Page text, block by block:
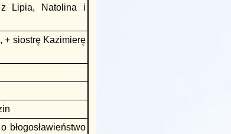
Lipia, Natolina i
+ siostrę Kazimierę
błogosławieństwo